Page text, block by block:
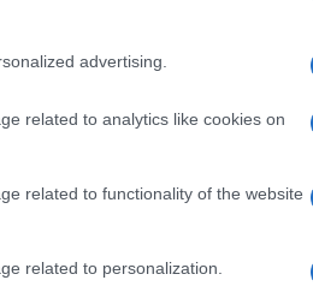
advertising.
related to analytics like cookies on
related to functionality of the website
related to personalization.
in
costruito la vittoria
Dopo l’ultima